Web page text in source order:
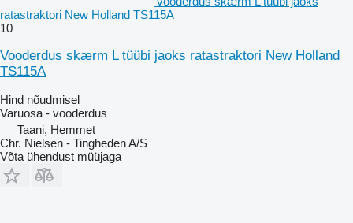
ratastraktori New Holland TS115A
10
Vooderdus skærm L tüübi jaoks ratastraktori New Holland
TS115A
Hind nõudmisel
Varuosa - vooderdus
Taani, Hemmet
Chr. Nielsen - Tingheden A/S
Võta ühendust müüjaga